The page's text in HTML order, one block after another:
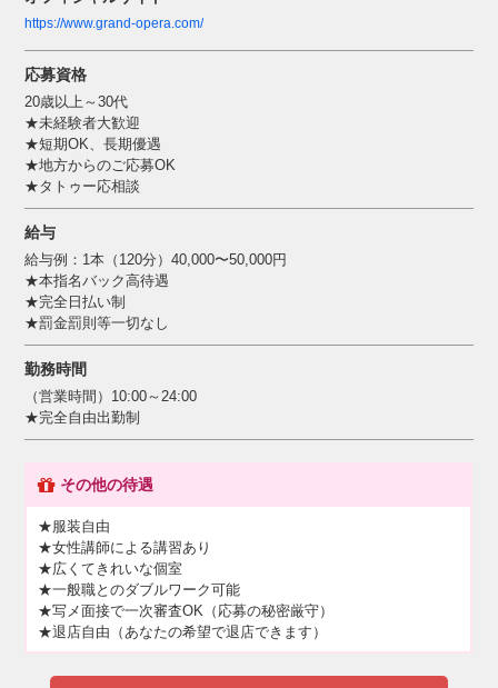
https://www.grand-opera.com/
応募資格
20歳以上～30代
★未経験者大歓迎
★短期OK、長期優遇
★地方からのご応募OK
★タトゥー応相談
給与
給与例：1本（120分）40,000〜50,000円
★本指名バック高待遇
★完全日払い制
★罰金罰則等一切なし
勤務時間
（営業時間）10:00～24:00
★完全自由出勤制
その他の待遇
★服装自由
★女性講師による講習あり
★広くてきれいな個室
★一般職とのダブルワーク可能
★写メ面接で一次審査OK（応募の秘密厳守）
★退店自由（あなたの希望で退店できます）